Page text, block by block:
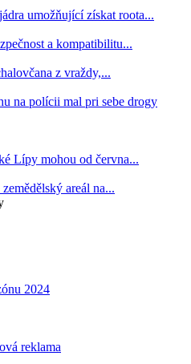
umožňující získat roota...
a kompatibilitu...
z vraždy,...
na polícii mal pri sebe drogy
Lípy mohou od června...
areál na...
2024
reklama